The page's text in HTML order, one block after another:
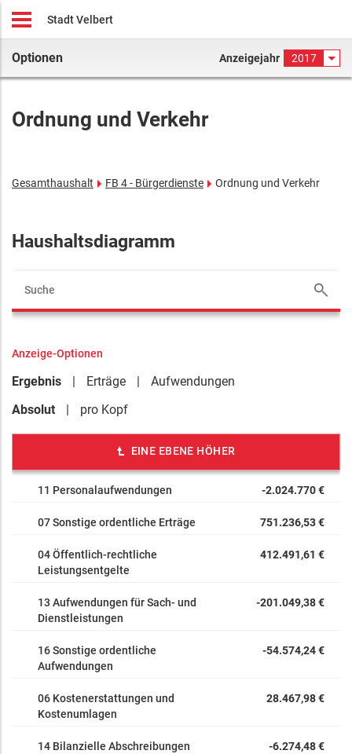
Stadt Velbert
Optionen Anzeigejahr 2017
Ordnung und Verkehr
Gesamthaushalt FB 4 - Bürgerdienste Ordnung und Verkehr
Haushaltsdiagramm
Anzeige-Optionen
Ergebnis Erträge
Aufwendungen
Absolut
pro Kopf
EINE EBENE HÖHER
11 Personalaufwendungen -2.024.770 €
07 Sonstige ordentliche Erträge 751.236,53 €
04 Öffentlich-rechtliche
Leistungsentgelte
412.491,61 €
13 Aufwendungen für Sach- und
Dienstleistungen
-201.049,38 €
16 Sonstige ordentliche
Aufwendungen
-54.574,24 €
06 Kostenerstattungen und
Kostenumlagen
28.467,98 €
14 Bilanzielle Abschreibungen -6.274,48 €